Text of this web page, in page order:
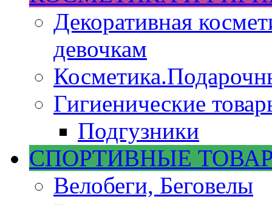
Декоративная
девочкам
Гигиенические
Подгузники
СПОРТИВНЫЕ
Велобеги, Беговелы